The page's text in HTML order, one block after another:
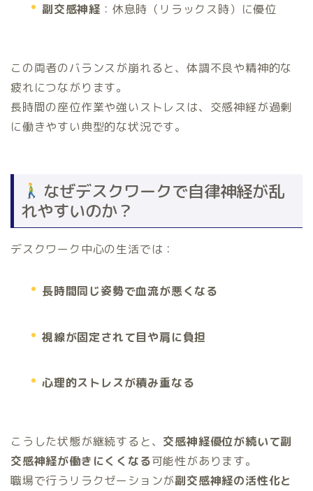
副交感神経 ：休息時（リラックス時）に優位
この両者のバランスが崩れると、体調不良や精神的な
疲れにつながります。
長時間の座位作業や強いストレスは、交感神経が過剰
に働きやすい典型的な状況です。
なぜデスクワークで自律神経が乱
れやすいのか？
デスクワーク中心の生活では：
長時間同じ姿勢で血流が悪くなる
視線が固定されて目や肩に負担
心理的ストレスが積み重なる
こうした状態が継続すると、 交感神経優位が続いて副
交感神経が働きにくくなる可能性があります。
職場で行うリラクゼーションが副交感神経の活性化と